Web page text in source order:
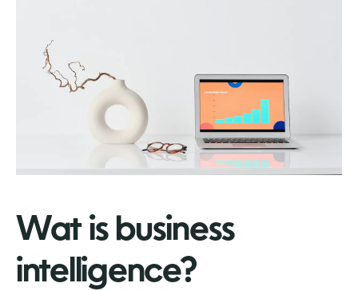
Wat is business
intelligence?